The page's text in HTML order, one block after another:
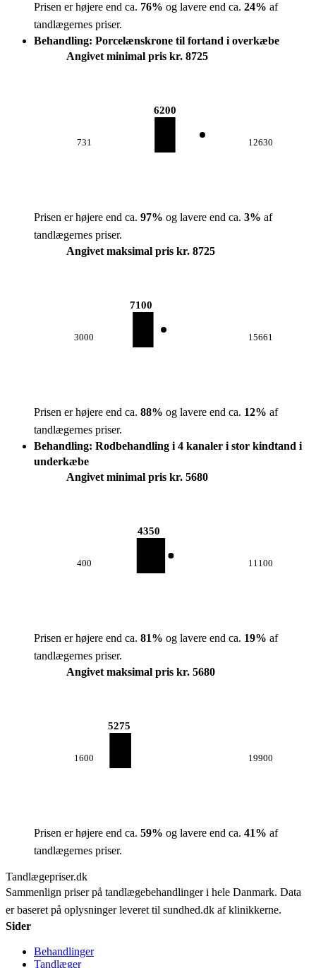
Prisen er højere end ca. 76% og lavere end ca. 24% af
tandlægernes priser.
Behandling: Porcelænskrone til fortand i overkæbe
Angivet minimal pris kr. 8725
731
6200
12630
Prisen er højere end ca. 97% og lavere end ca. 3% af
tandlægernes priser.
Angivet maksimal pris kr. 8725
3000
7100
15661
Prisen er højere end ca. 88% og lavere end ca. 12% af
tandlægernes priser.
Behandling: Rodbehandling i 4 kanaler i stor kindtand i
underkæbe
Angivet minimal pris kr. 5680
400
4350
11100
Prisen er højere end ca. 81% og lavere end ca. 19% af
tandlægernes priser.
Angivet maksimal pris kr. 5680
1600
5275
19900
Prisen er højere end ca. 59% og lavere end ca. 41% af
tandlægernes priser.
Tandlægepriser.dk
Sammenlign priser på tandlægebehandlinger i hele Danmark. Data
er baseret på oplysninger leveret til sundhed.dk af klinikkerne.
Sider
Behandlinger
Tandlæger